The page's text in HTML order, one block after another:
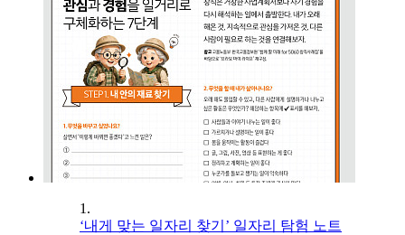
1.
‘내게 맞는 일자리 찾기’ 일자리 탐험 노트